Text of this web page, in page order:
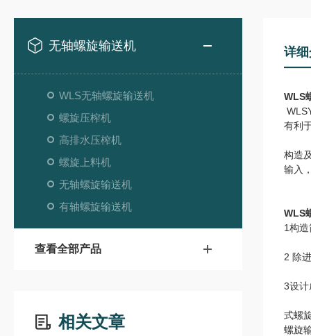
无轴螺旋输送机
WLS无轴螺旋输送机
螺旋压榨机
高排水压榨机
螺旋上料机
无轴螺旋输送机
有轴螺旋输送机
查看全部产品
相关文章
详
WLS
有利
构造
输入
WLS
1构
2 除
3设计
式螺
螺旋